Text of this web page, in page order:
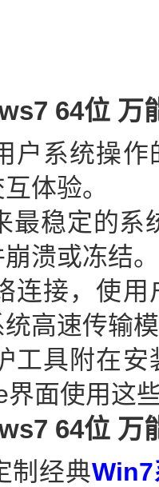
64位 万
系统操作
体验。
稳定的系
溃或冻结。
接，使用
高速传输
具附在安
面使用这
64位 万
经典Win7